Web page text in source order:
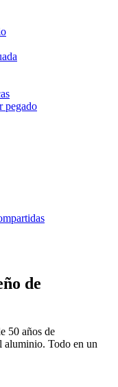
pegado
de
50 años de
aluminio. Todo en un